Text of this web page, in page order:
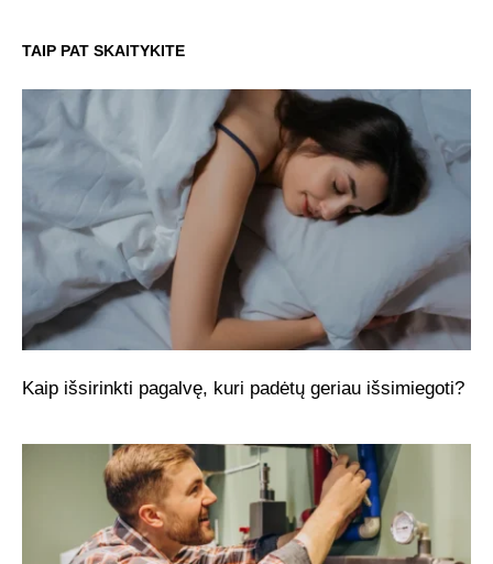
TAIP PAT SKAITYKITE
Kaip išsirinkti pagalvę, kuri padėtų geriau išsimiegoti?